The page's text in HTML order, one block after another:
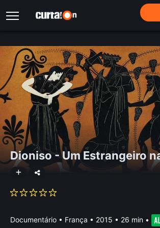
Dioniso - Um Estrangeiro
Documentário • França • 2015 • 26 min •